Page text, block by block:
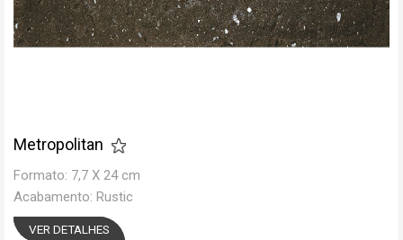
Metropolitan
Formato: 7,7 X 24 cm
Acabamento: Rustic
VER DETALHES